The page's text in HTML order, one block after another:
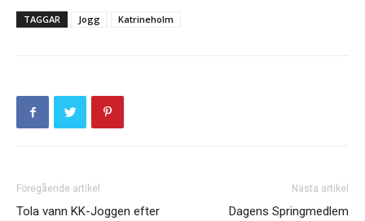
TAGGAR Jogg Katrineholm
Föregående artikel
Tola vann KK-Joggen efter
Nästa artikel
Dagens Springmedlem